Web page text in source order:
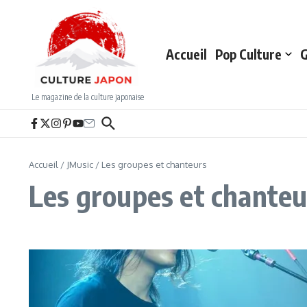
Le magazine de la culture japonaise
Accueil Pop Culture
Accueil / JMusic / Les groupes et chanteurs
Les groupes et